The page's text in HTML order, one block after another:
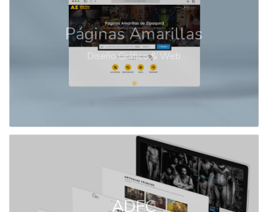
Páginas Amarillas
Diseño Gráfico & Web
ADFC